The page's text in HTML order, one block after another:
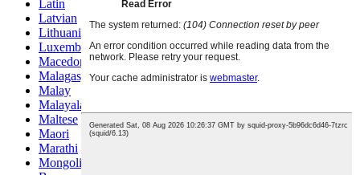
Latin
Latvian
Lithuanian
Luxembou..
Macedonian
Malagasy
Malay
Malayalam
Maltese
Maori
Marathi
Mongolian